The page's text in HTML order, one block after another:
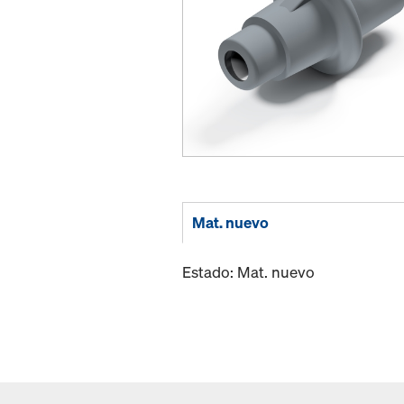
Mat. nuevo
Estado: Mat. nuevo